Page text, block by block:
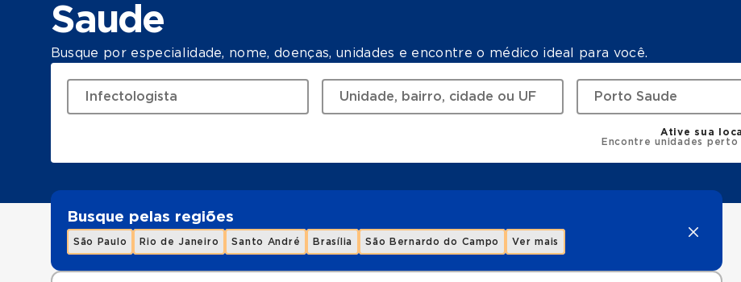
Saude
Busque por especialidade, nome, doenças, unidades e encontre o médico ideal para você.
Ative sua
Encontre unidades
Busque pelas regiões
São Paulo Rio de Janeiro Santo André Brasília São Bernardo do Campo Ver mais